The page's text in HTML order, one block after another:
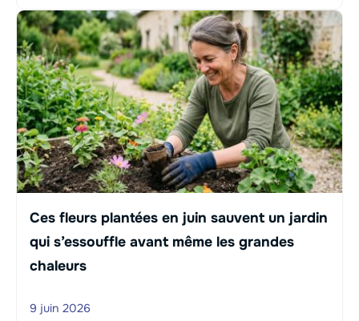
Ces fleurs plantées en juin sauvent un jardin
qui s’essouffle avant même les grandes
chaleurs
9 juin 2026